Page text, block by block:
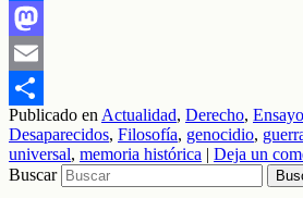
Facebook
Mastodon
Email
Compartir
Publicado en Actualidad, Derecho, Ensayo
Desaparecidos, Filosofía, genocidio,
universal, memoria histórica | Deja un
Buscar